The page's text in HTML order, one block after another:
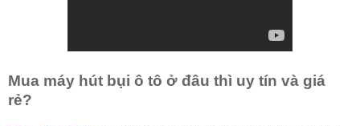
Mua máy hút bụi ô tô ở đâu thì uy tín và giá
rẻ?